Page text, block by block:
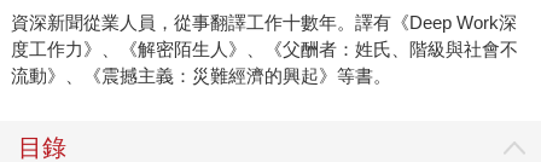
資深新聞從業人員，從事翻譯工作十數年。譯有《Deep Work深
度工作力》、《解密陌生人》、《父酬者：姓氏、階級與社會不
流動》、《震撼主義：災難經濟的興起》等書。
目錄